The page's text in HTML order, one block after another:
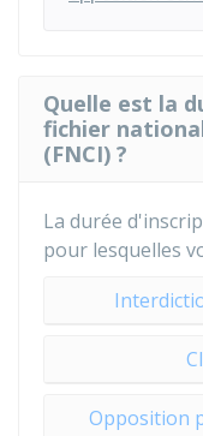
Quelle est la
fichier
(FNCI) ?
La durée
pour lesquelles
Opposition